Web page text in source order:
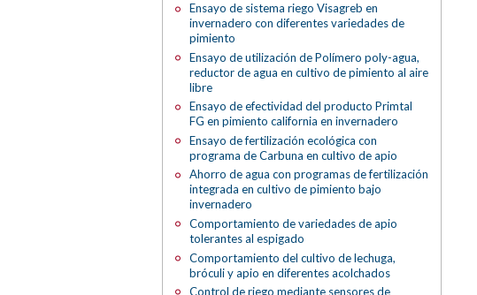
Ensayo de sistema riego Visagreb en
invernadero con diferentes variedades de
pimiento
Ensayo de utilización de Polímero poly-agua,
reductor de agua en cultivo de pimiento al aire
libre
Ensayo de efectividad del producto Primtal
FG en pimiento california en invernadero
Ensayo de fertilización ecológica con
programa de Carbuna en cultivo de apio
Ahorro de agua con programas de fertilización
integrada en cultivo de pimiento bajo
invernadero
Comportamiento de variedades de apio
tolerantes al espigado
Comportamiento del cultivo de lechuga,
bróculi y apio en diferentes acolchados
Control de riego mediante sensores de